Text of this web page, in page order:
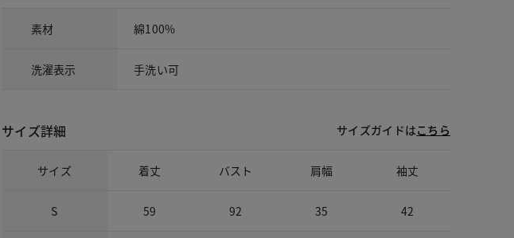
素材 綿100%
洗濯表示 手洗い可
サイズ詳細 サイズガイドはこちら
サイズ 着丈 バスト 肩幅 袖丈
S 59 92 35 42